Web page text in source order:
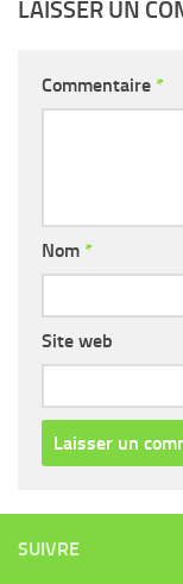
LAISSER UN
Commentaire *
Nom *
Site web
SUIVRE